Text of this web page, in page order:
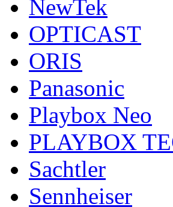
NewTek
OPTICAST
ORIS
Panasonic
Playbox Neo
PLAYBOX
Sachtler
Sennheiser